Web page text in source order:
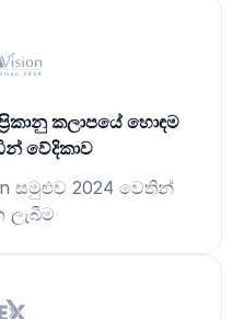
කලාපයේ හොඳම
වේදිකාව
සමුළුව 2024 වෙතින්
ලැබීම